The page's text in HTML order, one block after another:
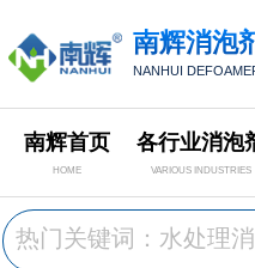
南辉消泡
NANHUI
南辉首页
HOME
各行业消泡
VARIOUS INDUSTRIES